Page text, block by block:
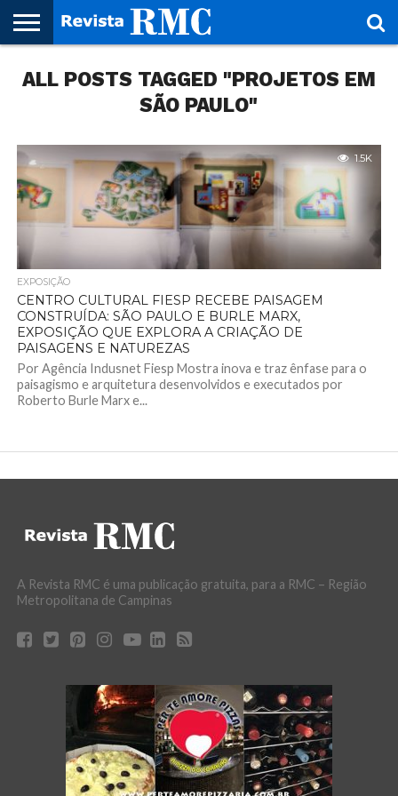
REVISTA
RMC
PROJETO
CULTURAL
RMC – 20
CIDADES
ARTE &
CULTURA
NOTÍCIAS
CORPORATIVAS
EDIÇÕES
ANTERIORES
PARCEIROS
FAÇA
O
FALE
CONOSCO
ALL POSTS TAGGED "PROJETOS EM
SÃO PAULO"
1.5K
EXPOSIÇÃO
CENTRO CULTURAL FIESP RECEBE PAISAGEM
CONSTRUÍDA: SÃO PAULO E BURLE MARX,
EXPOSIÇÃO QUE EXPLORA A CRIAÇÃO DE
PAISAGENS E NATUREZAS
Por Agência Indusnet Fiesp Mostra inova e traz ênfase para o
paisagismo e arquitetura desenvolvidos e executados por
Roberto Burle Marx e...
A Revista RMC é uma publicação gratuita, para a RMC – Região
Metropolitana de Campinas